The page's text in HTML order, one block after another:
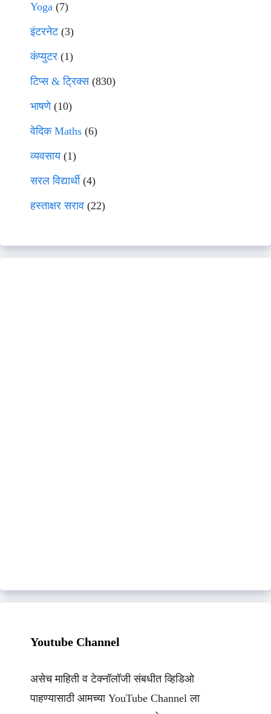
Yoga (7)
इंटरनेट(3)
कंप्युटर (1)
टिप्स & ट्रिक्स(830)
भाषणे(10)
वेदिक Maths (6)
व्यवसाय(1)
सरल विद्यार्थी(4)
हस्ताक्षर सराव (22)
Youtube Channel
असेच माहिती व टेक्नॉलॉजी संबधीत व्हिडिओ
पाहण्यासाठी आमच्या YouTube Channel ला